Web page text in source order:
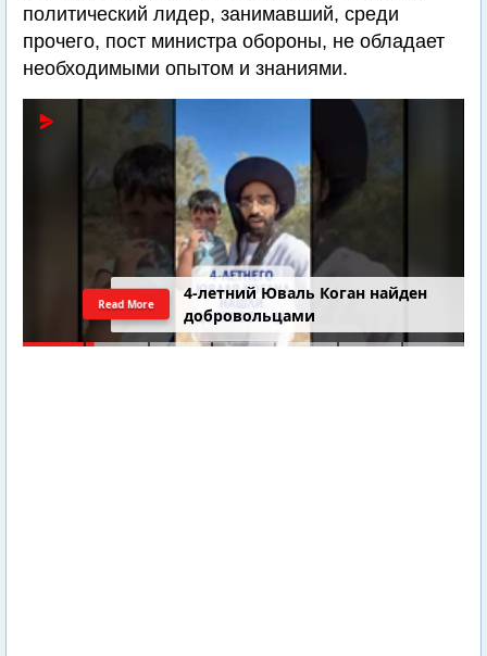
политический лидер, занимавший, среди
прочего, пост министра обороны, не обладает
необходимыми опытом и знаниями.
4-летний Юваль Коган найден
добровольцами
Read More